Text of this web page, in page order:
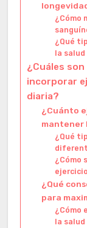
¿Cómo
¿Qué
la
¿Cuáles
incorporar
diaria?
¿Cuánto
mantener
¿Qué
¿Cómo
¿Qué
para
¿Cómo
la salud